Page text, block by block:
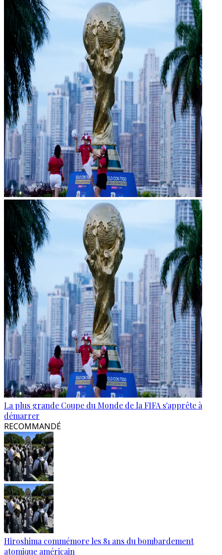
La plus grande Coupe du Monde de la FIFA s'apprête à
démarrer
RECOMMANDÉ
Hiroshima commémore les 81 ans du bombardement
atomique américain